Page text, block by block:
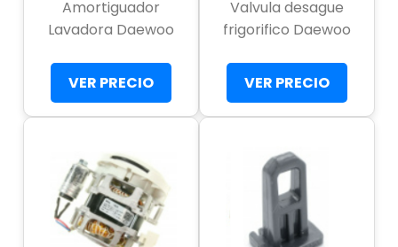
Amortiguador
Lavadora Daewoo
VER PRECIO
Valvula desague
frigorifico Daewoo
VER PRECIO